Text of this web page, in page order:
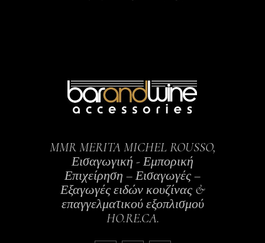
MMR MERITA MICHEL ROUSSO,
Εισαγωγική - Εμπορική
Επιχείρηση – Εισαγωγές –
Εξαγωγές ειδών κουζίνας &
επαγγελματικού εξοπλισμού
HO.RE.CA.